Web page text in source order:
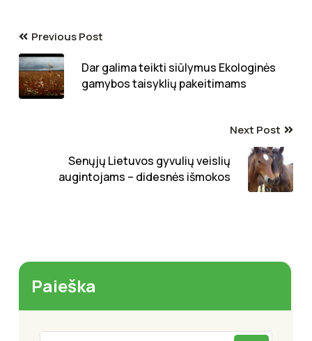
Previous Post
Dar galima teikti siūlymus Ekologinės
gamybos taisyklių pakeitimams
Next Post
Senųjų Lietuvos gyvulių veislių
augintojams – didesnės išmokos
Paieška